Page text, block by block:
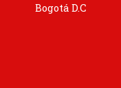
Bogotá D.C